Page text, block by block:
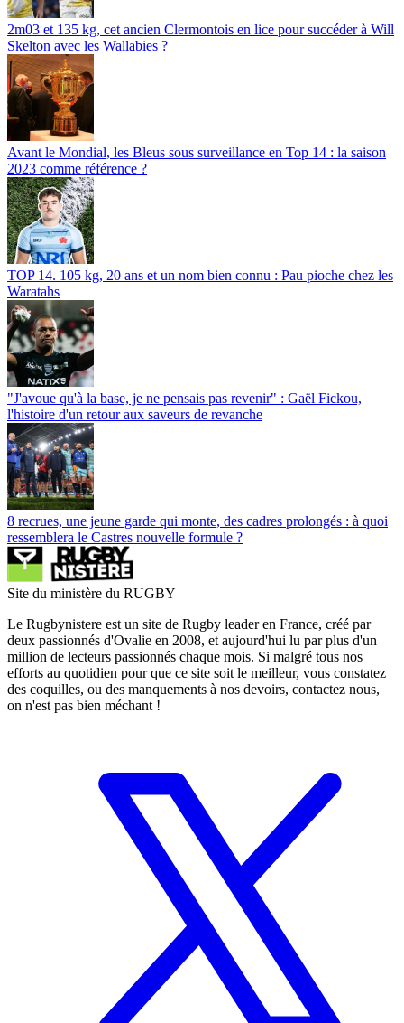
2m03 et 135 kg, cet ancien Clermontois en lice pour succéder à Will
Skelton avec les Wallabies ?
Avant le Mondial, les Bleus sous surveillance en Top 14 : la saison
2023 comme référence ?
TOP 14. 105 kg, 20 ans et un nom bien connu : Pau pioche chez les
Waratahs
"J'avoue qu'à la base, je ne pensais pas revenir" : Gaël Fickou,
l'histoire d'un retour aux saveurs de revanche
8 recrues, une jeune garde qui monte, des cadres prolongés : à quoi
ressemblera le Castres nouvelle formule ?
Site du ministère du RUGBY
Le Rugbynistere est un site de Rugby leader en France, créé par
deux passionnés d'Ovalie en 2008, et aujourd'hui lu par plus d'un
million de lecteurs passionnés chaque mois. Si malgré tous nos
efforts au quotidien pour que ce site soit le meilleur, vous constatez
des coquilles, ou des manquements à nos devoirs, contactez nous,
on n'est pas bien méchant !